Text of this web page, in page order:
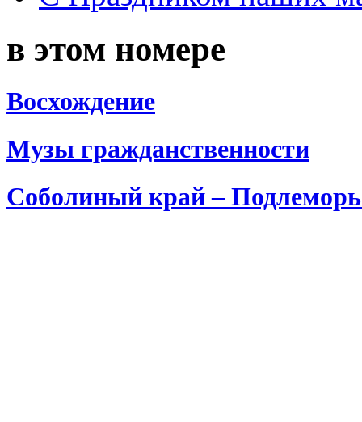
в этом номере
Восхождение
Музы гражданственности
Соболиный край –